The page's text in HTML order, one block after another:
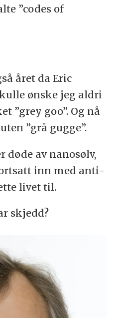
”codes of
året da Eric
ønske jeg aldri
”grey goo”. Og nå
”grå gugge”.
døde av nanosølv,
inn med anti-
livet til.
skjedd?